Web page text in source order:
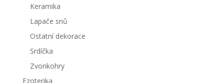
Keramika
Lapače snů
Ostatní dekorace
Srdíčka
Zvonkohry
Ezoterika